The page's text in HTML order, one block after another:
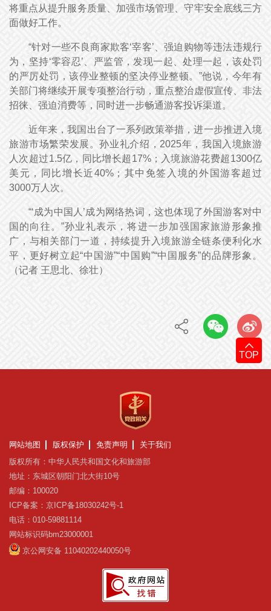
TOP
将重点从提升服务质量、加强市场管理、守牢安全底线三方
面做好工作。
“针对一些不良商家欺客‘宰客’、强迫购物等违法违规行
为，坚持‘零容忍’、严监管，发现一起、处理一起，该处罚
的严厉处罚，该停业整顿的坚决停业整顿。”他说，今年有
关部门将继续开展专项整治行动，重点整治虚假宣传、非法
招徕、强迫消费等，同时进一步畅通游客投诉渠道。
近年来，我国出台了一系列政策举措，进一步推进入境
旅游市场繁荣发展。孙业礼介绍，2025年，我国入境旅游
人次超过1.5亿，同比增长超17%；入境旅游花费超1300亿
美元，同比增长近40%；其中免签入境的外国游客超过
3000万人次。
“‘成为中国人’成为网络热词，这也体现了外国游客对中
国的向往。”孙业礼表示，将进一步加强国家旅游形象推
广，与相关部门一道，持续提升入境旅游全链条便利化水
平，更好树立起“中国游”“中国购”“中国服务”的品牌形象。
（记者 王思北、徐壮）
网站地图 版权保护 免责声明
关于我们
版权所有：中华人民共和国文化和旅游部
地址：东城区朝阳门北大街10号
邮编：100020
ICP备案：京ICP备18030242号-1
电话：010-59881114
网站标识码bm23000001
京公网安备 11040202440050号